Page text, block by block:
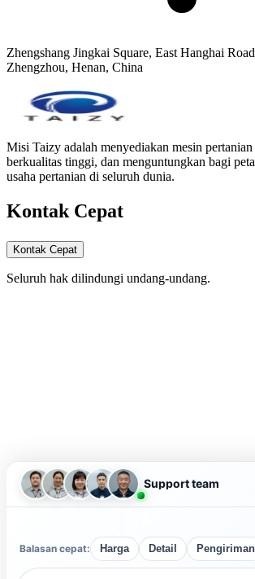
Zhengshang Jingkai Square, East Hanghai
Zhengzhou, Henan, China
Misi Taizy adalah menyediakan mesin
berkualitas tinggi, dan menguntungkan bagi
usaha pertanian di seluruh dunia.
Kontak Cepat
Kontak Cepat
Seluruh hak dilindungi undang-undang.
Support team
Balasan cepat: Harga Detail Pengiriman